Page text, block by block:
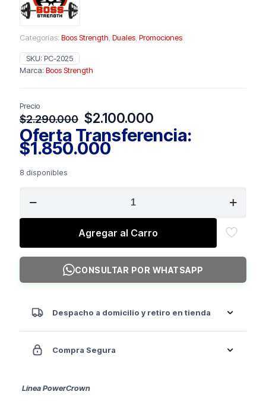
Categorías: Boos Strength, Duales, Promociones
SKU: PC-2025
Marca: Boos Strength
Precio
$2.290.000 El
precio
original
era:
$2.100.000
precio
actual
Oferta Transferencia:
$1.850.000
8 disponibles
STRENGTH
Extension
/
Leg
132kg
Agregar al Carro
CONSULTAR POR WHATSAPP
Despacho a domicilio y retiro en tienda
Compra Segura
LíneaPowerCrown